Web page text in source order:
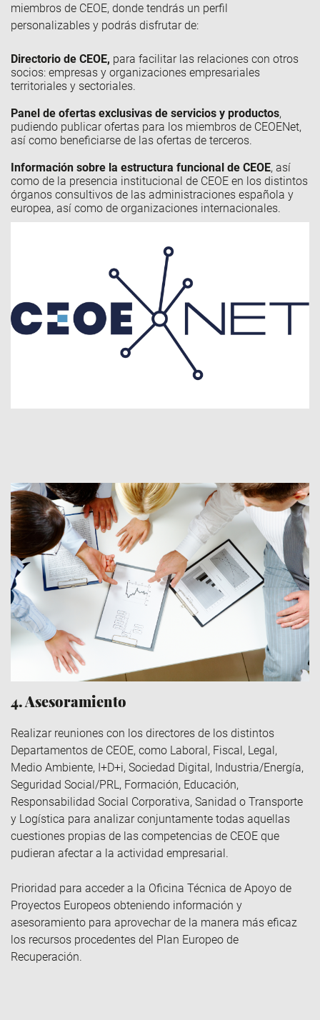
miembros de CEOE, donde tendrás un perfil
personalizables y podrás disfrutar de:
Directorio de CEOE, para facilitar las relaciones con otros
socios: empresas y organizaciones empresariales
territoriales y sectoriales.
Panel de ofertas exclusivas de servicios y productos,
pudiendo publicar ofertas para los miembros de CEOENet,
así como beneficiarse de las ofertas de terceros.
Información sobre la estructura funcional de CEOE, así
como de la presencia institucional de CEOE en los distintos
órganos consultivos de las administraciones española y
europea, así como de organizaciones internacionales.
4. Asesoramiento
Realizar reuniones con los directores de los distintos
Departamentos de CEOE, como Laboral, Fiscal, Legal,
Medio Ambiente, I+D+i, Sociedad Digital, Industria/Energía,
Seguridad Social/PRL, Formación, Educación,
Responsabilidad Social Corporativa, Sanidad o Transporte
y Logística para analizar conjuntamente todas aquellas
cuestiones propias de las competencias de CEOE que
pudieran afectar a la actividad empresarial.
Prioridad para acceder a la Oficina Técnica de Apoyo de
Proyectos Europeos obteniendo información y
asesoramiento para aprovechar de la manera más eficaz
los recursos procedentes del Plan Europeo de
Recuperación.